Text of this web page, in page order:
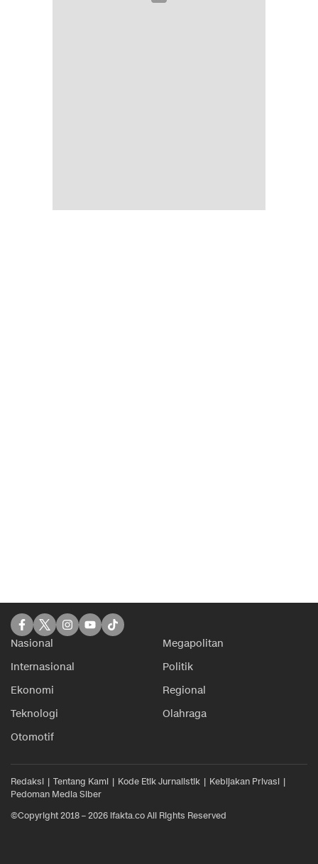
Nasional
Megapolitan
Internasional
Politik
Ekonomi
Regional
Teknologi
Olahraga
Otomotif
Redaksi Tentang Kami Kode Etik Jurnalistik
Kebijakan Privasi
Pedoman Media Siber
©Copyright 2018 – 2026 ifakta.co All Rights Reserved